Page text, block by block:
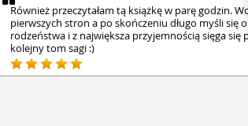
Również przeczytałam tą książkę w parę godzin.
pierwszych stron a po skończeniu długo myśli się o
rodzeństwa i z największa przyjemnością sięga się
kolejny tom sagi :)